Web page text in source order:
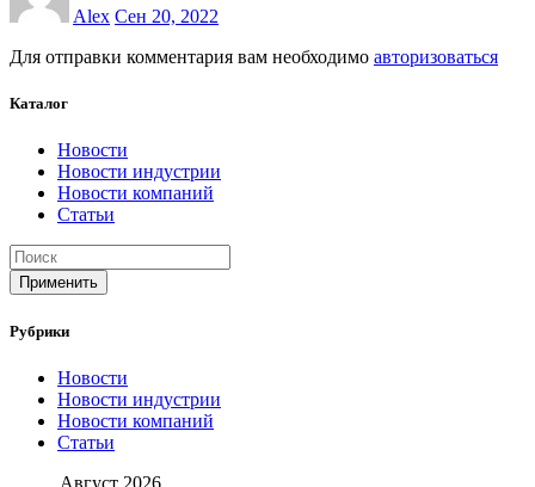
Alex Сен 20, 2022
Для отправки комментария вам необходимо авторизоваться
Каталог
Новости
Новости индустрии
Новости компаний
Статьи
Применить
Рубрики
Новости
Новости индустрии
Новости компаний
Статьи
Август 2026